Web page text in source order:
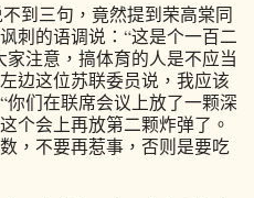
到三句，竟然提到荣高棠同
刺的语调说：“这是个一百二
注意，搞体育的人是不应当
边这位苏联委员说，我应该
们在联席会议上放了一颗深
个会上再放第二颗炸弹了。
，不要再惹事，否则是要吃